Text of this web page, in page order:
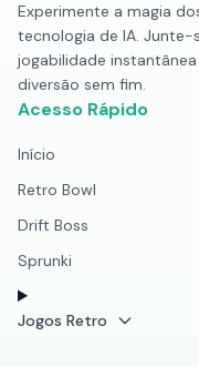
Experimente a magia
tecnologia de IA. Junte-
jogabilidade
diversão sem fim.
Acesso Rápido
Início
Retro Bowl
Drift Boss
Sprunki
Jogos Retro